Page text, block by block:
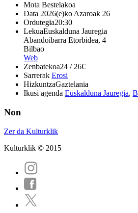
Mota Bestelakoa
Data 2026(e)ko Azaroak 26
Ordutegia20:30
LekuaEuskalduna Jauregia
Abandoibarra Etorbidea, 4
Bilbao
Web
Zenbatekoa24 / 26€
Sarrerak Erosi
HizkuntzaGaztelania
Ikusi agenda Euskalduna Jauregia,
Non
Zer da Kulturklik
Kulturklik © 2015